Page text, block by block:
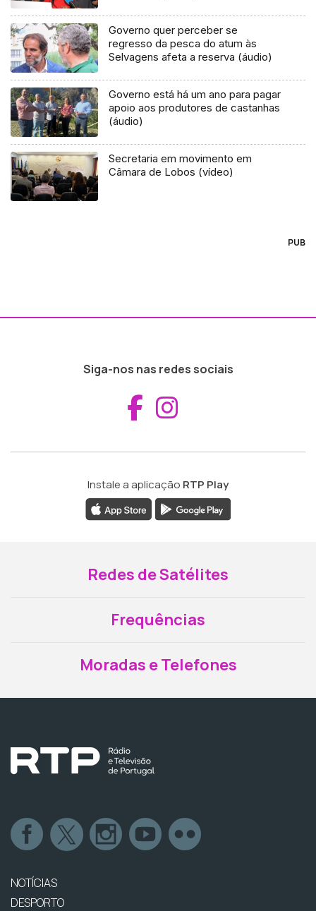
Governo quer perceber se
regresso da pesca do atum às
Selvagens afeta a reserva (áudio)
Governo está há um ano para pagar
apoio aos produtores de castanhas
(áudio)
Secretaria em movimento em
Câmara de Lobos (vídeo)
PUB
Siga-nos nas redes sociais
Aceder ao
Instale a aplicação RTP Play
Redes de Satélites
Frequências
Moradas e Telefones
NOTÍCIAS
DESPORTO